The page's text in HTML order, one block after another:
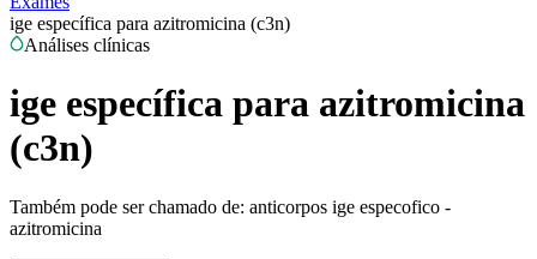
ige específica para azitromicina (c3n)
Análises clínicas
ige específica para azitromicina
(c3n)
Também pode ser chamado de: anticorpos ige especofico -
azitromicina